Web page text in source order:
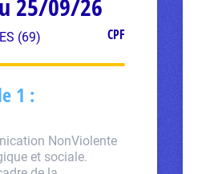
25/09/26
(69) CPF
1 :
NonViolente
et sociale.